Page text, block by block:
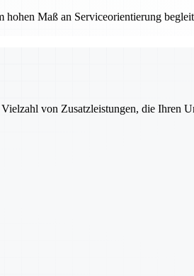
hohen Maß an Serviceorientierung
von Zusatzleistungen, die Ihren